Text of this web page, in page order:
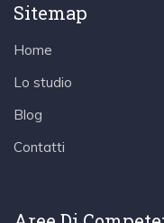
Sitemap
Home
Lo studio
Blog
Contatti